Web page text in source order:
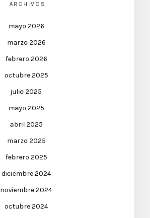
ARCHIVOS
mayo 2026
marzo 2026
febrero 2026
octubre 2025
julio 2025
mayo 2025
abril 2025
marzo 2025
febrero 2025
diciembre 2024
noviembre 2024
octubre 2024